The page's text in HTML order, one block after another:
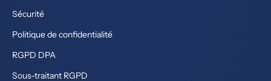
Sécurité
Politique de confidentialité
RGPD DPA
Sous-traitant RGPD